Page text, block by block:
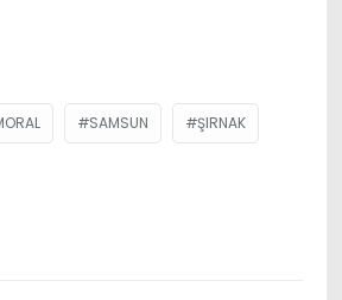
SAMSUN ŞIRNAK